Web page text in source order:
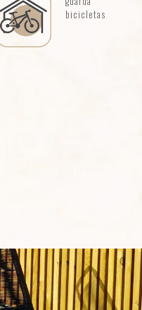
bicicletas